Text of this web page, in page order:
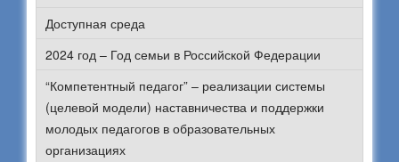
Доступная среда
2024 год – Год семьи в Российской Федерации
“Компетентный педагог” – реализации системы
(целевой модели) наставничества и поддержки
молодых педагогов в образовательных
организациях